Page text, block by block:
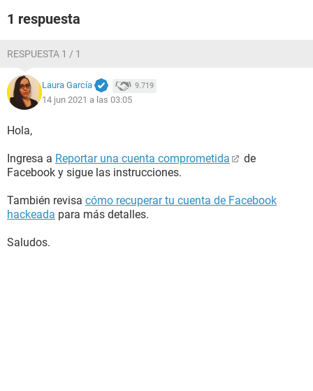
1 respuesta
RESPUESTA 1 / 1
Laura García 9.719
14 jun 2021 a las 03:05
Hola,
Ingresa a Reportar una cuenta comprometida
de
Facebook y sigue las instrucciones.
También revisa cómo recuperar tu cuenta de Facebook
hackeada para más detalles.
Saludos.